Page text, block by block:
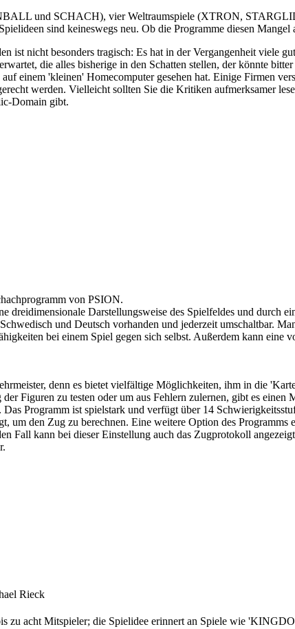
und SCHACH), vier Weltraumspiele (XTRON,
sind keineswegs neu. Ob die Programme diesen
ist nicht besonders tragisch: Es hat in der Vergangenheit viele
die alles bisherige in den Schatten stellen, der könnte
einem 'kleinen' Homecomputer gesehen hat. Einige Firmen
werden. Vielleicht sollten Sie die Kritiken aufmerksamer
Domain gibt.
von PSION.
dreidimensionale Darstellungsweise des Spielfeldes und durch
und Deutsch vorhanden und jederzeit umschaltbar.
bei einem Spiel gegen sich selbst. Außerdem kann
denn es bietet vielfältige Möglichkeiten, ihm in die
Figuren zu testen oder um aus Fehlern zulernen, gibt es
Programm ist spielstark und verfügt über 14
um den Zug zu berechnen. Eine weitere Option des
Fall kann bei dieser Einstellung auch das Zugprotokoll
Rieck
zu acht Mitspieler; die Spielidee erinnert an Spiele wie